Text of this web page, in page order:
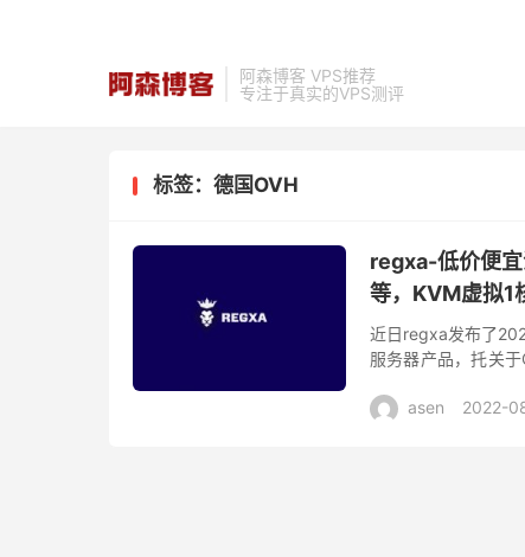
阿森博客 VPS推荐
专注于真实的VPS测评
标签：德国OVH
regxa-低价便
等，KVM虚拟1
近日regxa发布了
服务器产品，托关
asen 2022-